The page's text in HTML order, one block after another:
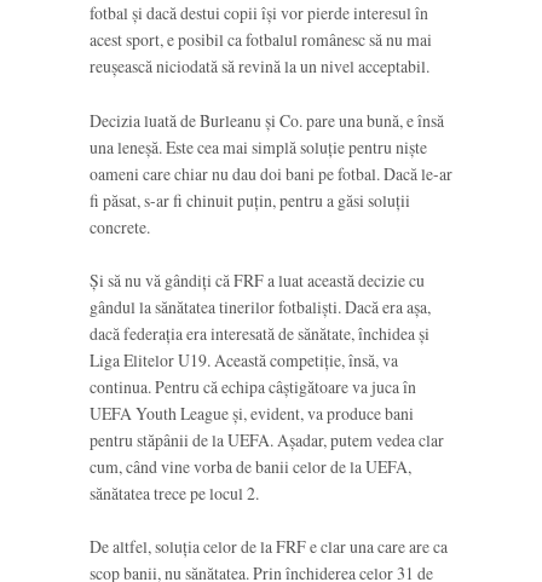
fotbal și dacă destui copii își vor pierde interesul în
acest sport, e posibil ca fotbalul românesc să nu mai
reușească niciodată să revină la un nivel acceptabil.
Decizia luată de Burleanu și Co. pare una bună, e însă
una leneșă. Este cea mai simplă soluție pentru niște
oameni care chiar nu dau doi bani pe fotbal. Dacă le-ar
fi păsat, s-ar fi chinuit puțin, pentru a găsi soluții
concrete.
Și să nu vă gândiți că FRF a luat această decizie cu
gândul la sănătatea tinerilor fotbaliști. Dacă era așa,
dacă federația era interesată de sănătate, închidea și
Liga Elitelor U19. Această competiție, însă, va
continua. Pentru că echipa câștigătoare va juca în
UEFA Youth League și, evident, va produce bani
pentru stăpânii de la UEFA. Așadar, putem vedea clar
cum, când vine vorba de banii celor de la UEFA,
sănătatea trece pe locul 2.
De altfel, soluția celor de la FRF e clar una care are ca
scop banii, nu sănătatea. Prin închiderea celor 31 de